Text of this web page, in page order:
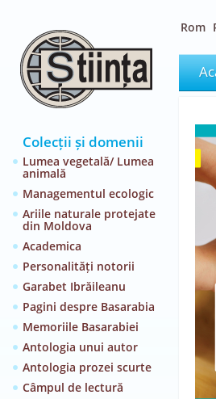
Colecții și domenii
Lumea vegetală/ Lumea
animală
Managementul ecologic
Ariile naturale protejate
din Moldova
Academica
Personalități notorii
Garabet Ibrăileanu
Pagini despre Basarabia
Memoriile Basarabiei
Antologia unui autor
Antologia prozei scurte
Câmpul de lectură
Rom